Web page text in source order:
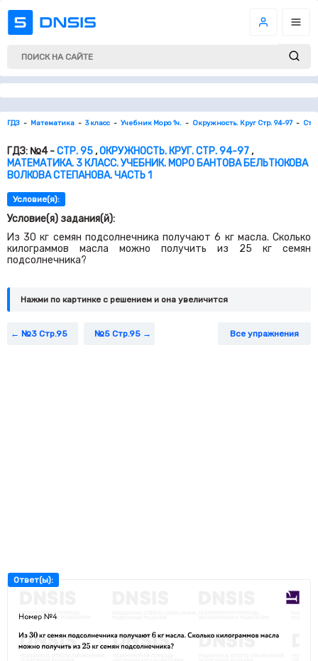
ГДЗ Математика 3 класс Учебник Моро 1ч. Окружность. Круг Стр. 94-97
ГДЗ: №4 -СТР. 95,ОКРУЖНОСТЬ. КРУГ. СТР. 94-97,
МАТЕМАТИКА. 3 КЛАСС. УЧЕБНИК. МОРО БАНТОВА БЕЛЬТЮКОВА
ВОЛКОВА СТЕПАНОВА. ЧАСТЬ 1
Условие(я):
Условие(я) задания(й):
Из 30 кг семян подсолнечника получают 6 кг масла. Сколько
килограммов масла можно получить из 25 кг семян
подсолнечника?
Нажми по картинке c решением и она увеличится
№3 Стр.95 №5 Стр.95 Все упражнения
Ответ(ы):